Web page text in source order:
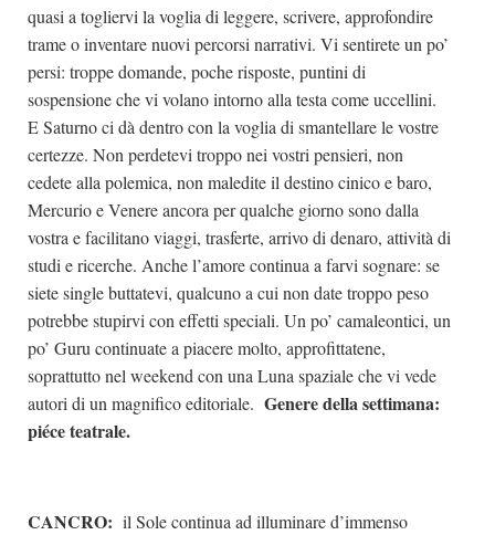
quasi a togliervi la voglia di leggere, scrivere, approfondire
trame o inventare nuovi percorsi narrativi. Vi sentirete un po’
persi: troppe domande, poche risposte, puntini di
sospensione che vi volano intorno alla testa come uccellini.
E Saturno ci dà dentro con la voglia di smantellare le vostre
certezze. Non perdetevi troppo nei vostri pensieri, non
cedete alla polemica, non maledite il destino cinico e baro,
Mercurio e Venere ancora per qualche giorno sono dalla
vostra e facilitano viaggi, trasferte, arrivo di denaro, attività di
studi e ricerche. Anche l’amore continua a farvi sognare: se
siete single buttatevi, qualcuno a cui non date troppo peso
potrebbe stupirvi con effetti speciali. Un po’ camaleontici, un
po’ Guru continuate a piacere molto, approfittatene,
soprattutto nel weekend con una Luna spaziale che vi vede
autori di un magnifico editoriale. Genere della settimana:
piéce teatrale.
CANCRO: il Sole continua ad illuminare d’immenso